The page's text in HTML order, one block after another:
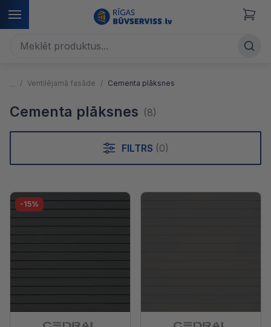
Ventilējamā fasāde Cementa plāksnes
Cementa plāksnes (8)
FILTRS (0)
-15%